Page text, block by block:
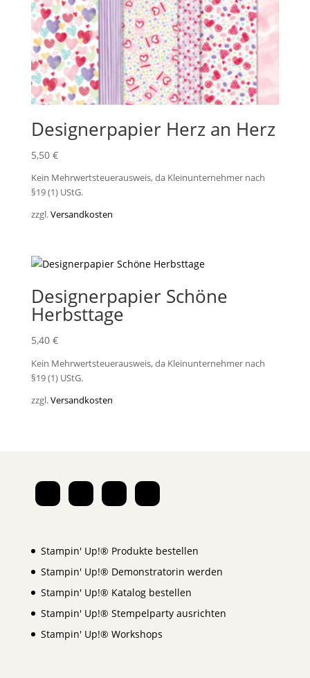
Designerpapier Herz an Herz
5,50 €
Kein Mehrwertsteuerausweis, da Kleinunternehmer nach
§19 (1) UStG.
zzgl.Versandkosten
Designerpapier Schöne
Herbsttage
5,40 €
Kein Mehrwertsteuerausweis, da Kleinunternehmer nach
§19 (1) UStG.
zzgl.Versandkosten
Stampin' Up!® Produkte bestellen
Stampin' Up!® Demonstratorin werden
Stampin' Up!® Katalog bestellen
Stampin' Up!® Stempelparty ausrichten
Stampin' Up!® Workshops